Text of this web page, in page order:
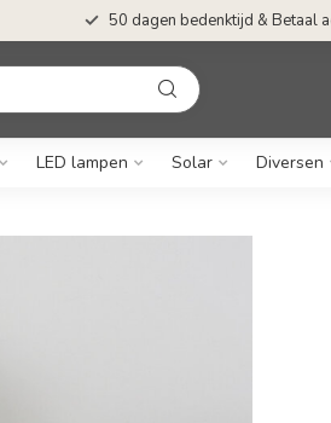
50 dagen bedenktijd & Betaal
LED lampen Solar Diversen